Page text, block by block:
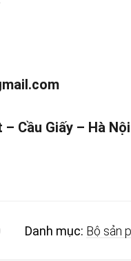
Cầu Giấy – Hà Nội
Danh mục: Bộ sản